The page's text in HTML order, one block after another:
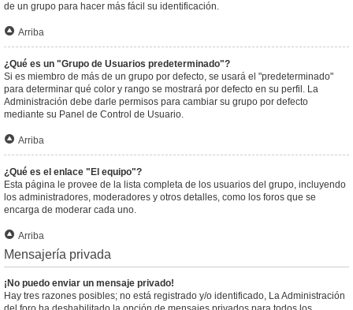
de un grupo para hacer más fácil su identificación.
Arriba
¿Qué es un "Grupo de Usuarios predeterminado"?
Si es miembro de más de un grupo por defecto, se usará el "predeterminado"
para determinar qué color y rango se mostrará por defecto en su perfil. La
Administración debe darle permisos para cambiar su grupo por defecto
mediante su Panel de Control de Usuario.
Arriba
¿Qué es el enlace "El equipo"?
Esta página le provee de la lista completa de los usuarios del grupo, incluyendo
los administradores, moderadores y otros detalles, como los foros que se
encarga de moderar cada uno.
Arriba
Mensajería privada
¡No puedo enviar un mensaje privado!
Hay tres razones posibles; no está registrado y/o identificado, La Administración